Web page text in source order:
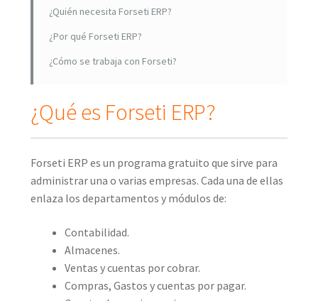
¿Quién necesita Forseti ERP?
¿Por qué Forseti ERP?
¿Cómo se trabaja con Forseti?
¿Qué es Forseti ERP?
Forseti ERP es un programa gratuito que sirve para
administrar una o varias empresas. Cada una de ellas
enlaza los departamentos y módulos de:
Contabilidad.
Almacenes.
Ventas y cuentas por cobrar.
Compras, Gastos y cuentas por pagar.